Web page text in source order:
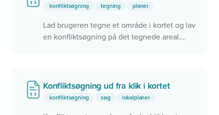
konfliktsøgning tegning planer
Lad brugeren tegne et område i kortet og lav
en konfliktsøgning på det tegnede areal.
Konfliktsøgning ud fra klik i kortet
konfliktsøgning søg lokalplaner